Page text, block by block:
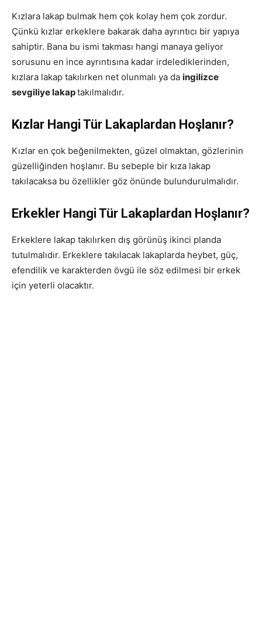
Kızlara lakap bulmak hem çok kolay hem çok zordur.
Çünkü kızlar erkeklere bakarak daha ayrıntıcı bir yapıya
sahiptir. Bana bu ismi takması hangi manaya geliyor
sorusunu en ince ayrıntısına kadar irdelediklerinden,
kızlara lakap takılırken net olunmalı ya da ingilizce
sevgiliye lakaptakılmalıdır.
Kızlar Hangi Tür Lakaplardan Hoşlanır?
Kızlar en çok beğenilmekten, güzel olmaktan, gözlerinin
güzelliğinden hoşlanır. Bu sebeple bir kıza lakap
takılacaksa bu özellikler göz önünde bulundurulmalıdır.
Erkekler Hangi Tür Lakaplardan Hoşlanır?
Erkeklere lakap takılırken dış görünüş ikinci planda
tutulmalıdır. Erkeklere takılacak lakaplarda heybet, güç,
efendilik ve karakterden övgü ile söz edilmesi bir erkek
için yeterli olacaktır.